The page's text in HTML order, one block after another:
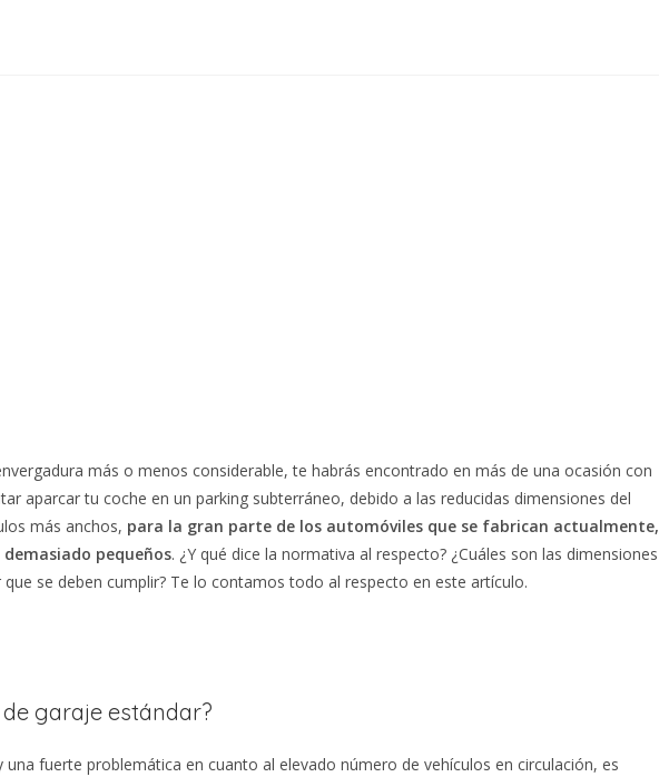
más o menos considerable, te habrás encontrado en más de una ocasión con
aparcar tu coche en un parking subterráneo, debido a las reducidas dimensiones del
más anchos, para la gran parte de los automóviles que se fabrican actualmente,
pequeños. ¿Y qué dice la normativa al respecto? ¿Cuáles son las dimensiones
se deben cumplir? Te lo contamos todo al respecto en este artículo.
garaje estándar?
una fuerte problemática en cuanto al elevado número de vehículos en circulación, es